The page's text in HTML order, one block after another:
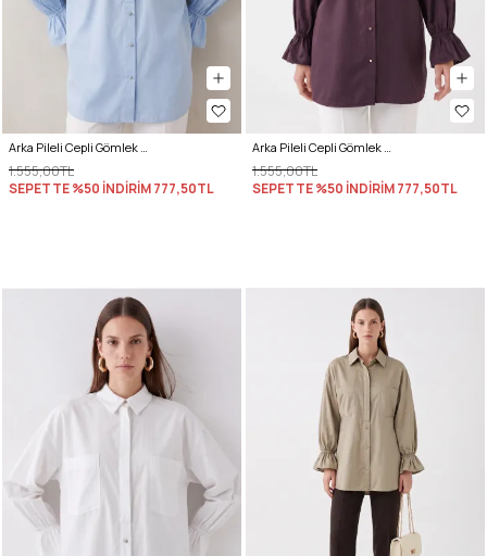
Arka Pileli Cepli Gömlek Y0147 - BEBE MAVİSİ
1.555,00TL
SEPETTE %50 İNDİRİM777,50TL
Arka Pileli Cepli Gömlek Y0147 - MÜRDÜM
1.555,00TL
SEPETTE %50 İNDİRİM777,50TL